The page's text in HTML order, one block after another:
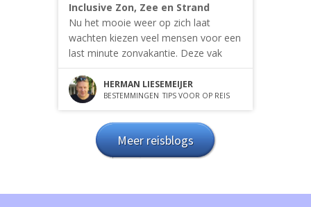
Inclusive Zon, Zee en Strand
Nu het mooie weer op zich laat
wachten kiezen veel mensen voor een
last minute zonvakantie. Deze vak
HERMAN LIESEMEIJER
BESTEMMINGEN TIPS VOOR OP REIS
Meer reisblogs